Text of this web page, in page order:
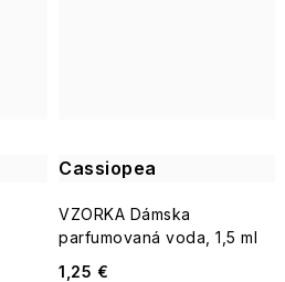
Cassiopea
VZORKA Dámska
parfumovaná voda, 1,5 ml
1,25 €